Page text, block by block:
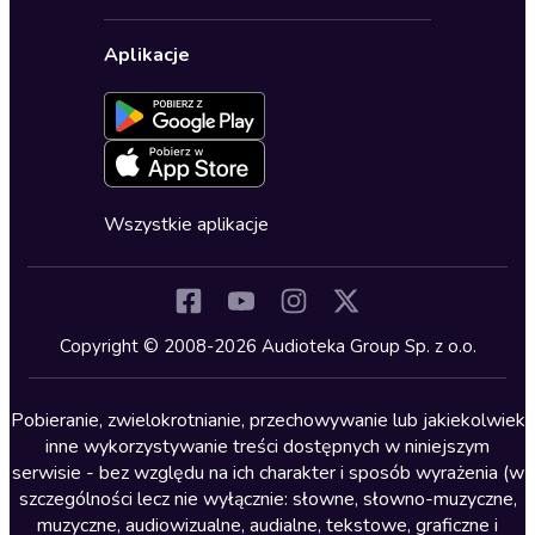
Biznes, marketing, ekonomia
Dla młodzieży
Kryminały
Lektury szkolne
Literatura anglojęzyczna
Literatura faktu
Literatura obyczajowa
Ustawienia prywatności
Formularz zgłaszania nielegalnych treści
Deklaracja dostępności
Oferta dla firm i bibliotek
Dołącz do newslettera
Blog
Zapowiedzi
Cykle audiobooków
Aplikacje
Wszystkie aplikacje
Copyright © 2008-2026 Audioteka Group Sp. z o.o.
Pobieranie, zwielokrotnianie, przechowywanie lub jakiekolwiek
inne wykorzystywanie treści dostępnych w niniejszym
serwisie - bez względu na ich charakter i sposób wyrażenia (w
szczególności lecz nie wyłącznie: słowne, słowno-muzyczne,
muzyczne, audiowizualne, audialne, tekstowe, graficzne i